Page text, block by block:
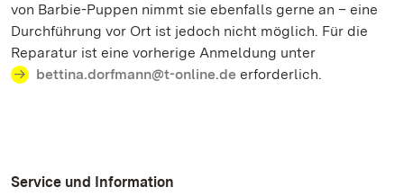
von Barbie-Puppen nimmt sie ebenfalls gerne an – eine
Durchführung vor Ort ist jedoch nicht möglich. Für die
Reparatur ist eine vorherige Anmeldung unter
bettina.dorfmann@t-online.de erforderlich.
Service und Information